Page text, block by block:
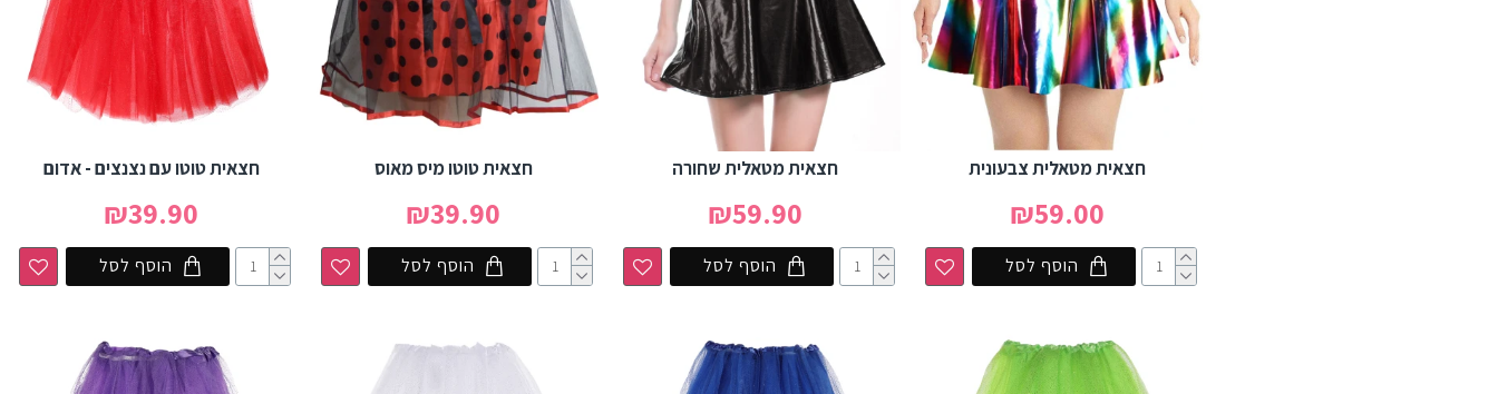
חצאית מטאלית צבעונית
₪59.00
הוסף לסל
חצאית מטאלית שחורה
₪59.90
הוסף לסל
חצאית טוטו מיס מאוס
₪39.90
הוסף לסל
חצאית טוטו עם נצנצים - אדום
₪39.90
הוסף לסל